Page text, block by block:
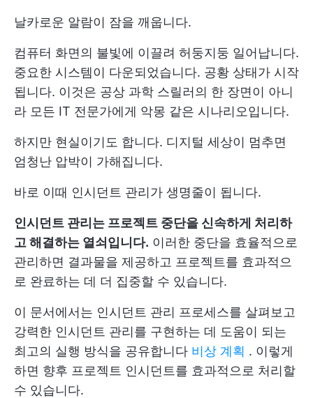
날카로운 알람이 잠을 깨웁니다.
컴퓨터 화면의 불빛에 이끌려 허둥지둥 일어납니다.
중요한 시스템이 다운되었습니다. 공황 상태가 시작
됩니다. 이것은 공상 과학 스릴러의 한 장면이 아니
라 모든 IT 전문가에게 악몽 같은 시나리오입니다.
하지만 현실이기도 합니다. 디지털 세상이 멈추면
엄청난 압박이 가해집니다.
바로 이때 인시던트 관리가 생명줄이 됩니다.
인시던트 관리는 프로젝트 중단을 신속하게 처리하
고 해결하는 열쇠입니다. 이러한 중단을 효율적으로
관리하면 결과물을 제공하고 프로젝트를 효과적으
로 완료하는 데 더 집중할 수 있습니다.
이 문서에서는 인시던트 관리 프로세스를 살펴보고
강력한 인시던트 관리를 구현하는 데 도움이 되는
최고의 실행 방식을 공유합니다 비상 계획 . 이렇게
하면 향후 프로젝트 인시던트를 효과적으로 처리할
수 있습니다.